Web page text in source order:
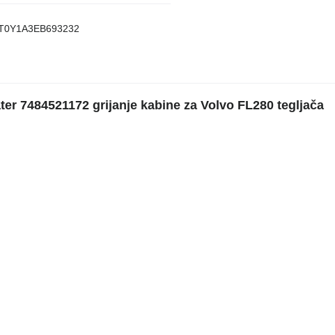
7484521172 grijanje kabine za Volvo FL280 tegljača